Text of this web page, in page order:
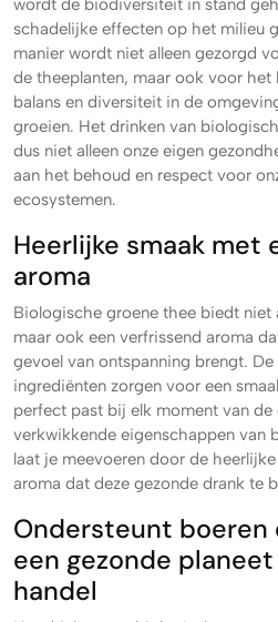
wordt de biodiversiteit in stand
schadelijke effecten op het milieu
manier wordt niet alleen gezorgd
de theeplanten, maar ook voor
balans en diversiteit in de
groeien. Het drinken van
dus niet alleen onze eigen
aan het behoud en respect voor
ecosystemen.
Heerlijke smaak met
aroma
Biologische groene thee biedt niet
maar ook een verfrissend aroma
gevoel van ontspanning brengt.
ingrediënten zorgen voor een
perfect past bij elk moment van de
verkwikkende eigenschappen van
laat je meevoeren door de
aroma dat deze gezonde drank te
Ondersteunt boeren
een gezonde
handel